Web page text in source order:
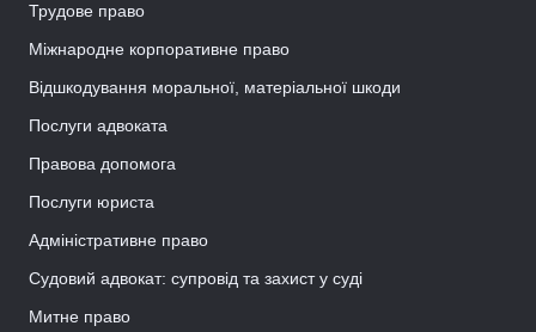
Трудове право
Міжнародне корпоративне право
Відшкодування моральної, матеріальної шкоди
Послуги адвоката
Правова допомога
Послуги юриста
Адміністративне право
Судовий адвокат: супровід та захист у суді
Митне право